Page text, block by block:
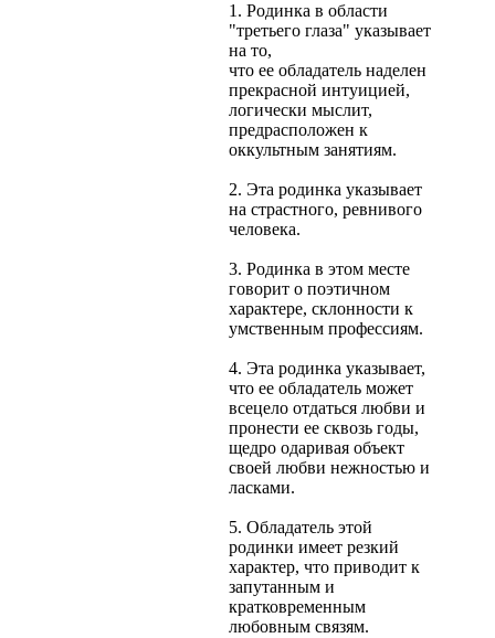
1. Родинка в области
"третьего глаза" указывает
на то,
что ее обладатель наделен
прекрасной интуицией,
логически мыслит,
предрасположен к
оккультным занятиям.
2. Эта родинка указывает
на страстного, ревнивого
человека.
3. Родинка в этом месте
говорит о поэтичном
характере, склонности к
умственным профессиям.
4. Эта родинка указывает,
что ее обладатель может
всецело отдаться любви и
пронести ее сквозь годы,
щедро одаривая объект
своей любви нежностью и
ласками.
5. Обладатель этой
родинки имеет резкий
характер, что приводит к
запутанным и
кратковременным
любовным связям.